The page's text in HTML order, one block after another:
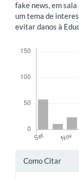
fake news, em
um tema de
evitar danos à
Detalhes
Como Citar